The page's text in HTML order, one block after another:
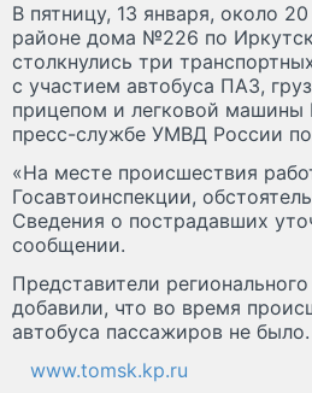
В пятницу, 13 января, около
районе дома №226 по
столкнулись три
с участием автобуса ПАЗ,
прицепом и легковой машины
пресс-службе УМВД России
«На месте происшествия
Госавтоинспекции,
Сведения о пострадавших
сообщении.
Представители
добавили, что во время
автобуса пассажиров не было.
www.tomsk.kp.ru